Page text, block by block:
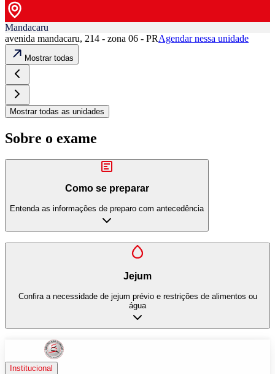
Mandacaru
avenida mandacaru, 214 - zona 06 - PRAgendar nessa unidade
Mostrar todas
Mostrar todas as unidades
Sobre o exame
Como se preparar
Entenda as informações de preparo com antecedência
Jejum
Confira a necessidade de jejum prévio e restrições de alimentos ou
água
Institucional